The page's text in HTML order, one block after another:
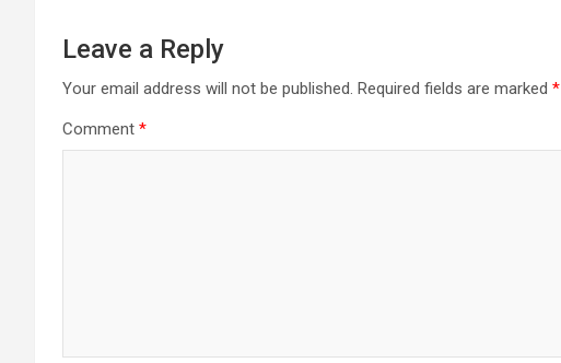
Leave a Reply
Your email address will not be published. Required fields are marked *
Comment *